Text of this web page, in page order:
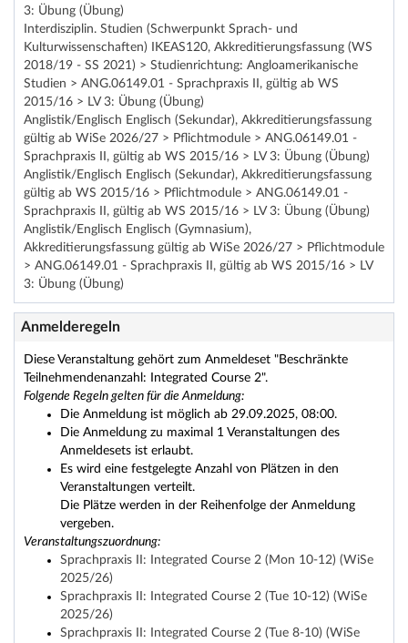
3: Übung (Übung)
Interdisziplin. Studien (Schwerpunkt Sprach- und
Kulturwissenschaften) IKEAS120, Akkreditierungsfassung (WS
2018/19 - SS 2021) > Studienrichtung: Angloamerikanische
Studien > ANG.06149.01 - Sprachpraxis II, gültig ab WS
2015/16 > LV 3: Übung (Übung)
Anglistik/Englisch Englisch (Sekundar), Akkreditierungsfassung
gültig ab WiSe 2026/27 > Pflichtmodule > ANG.06149.01 -
Sprachpraxis II, gültig ab WS 2015/16 > LV 3: Übung (Übung)
Anglistik/Englisch Englisch (Sekundar), Akkreditierungsfassung
gültig ab WS 2015/16 > Pflichtmodule > ANG.06149.01 -
Sprachpraxis II, gültig ab WS 2015/16 > LV 3: Übung (Übung)
Anglistik/Englisch Englisch (Gymnasium),
Akkreditierungsfassung gültig ab WiSe 2026/27 > Pflichtmodule
> ANG.06149.01 - Sprachpraxis II, gültig ab WS 2015/16 > LV
3: Übung (Übung)
Anmelderegeln
Diese Veranstaltung gehört zum Anmeldeset "Beschränkte
Teilnehmendenanzahl: Integrated Course 2".
Folgende Regeln gelten für die Anmeldung:
Die Anmeldung ist möglich ab 29.09.2025, 08:00.
Die Anmeldung zu maximal 1 Veranstaltungen des
Anmeldesets ist erlaubt.
Es wird eine festgelegte Anzahl von Plätzen in den
Veranstaltungen verteilt.
Die Plätze werden in der Reihenfolge der Anmeldung
vergeben.
Veranstaltungszuordnung:
Sprachpraxis II: Integrated Course 2 (Mon 10-12) (WiSe
2025/26)
Sprachpraxis II: Integrated Course 2 (Tue 10-12) (WiSe
2025/26)
Sprachpraxis II: Integrated Course 2 (Tue 8-10) (WiSe